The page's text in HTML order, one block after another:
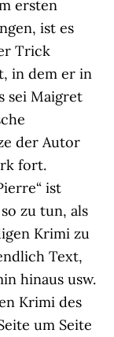
ersten
ist es
Trick
in dem er in
sei Maigret
der Autor
fort.
ist
zu tun, als
Krimi zu
Text,
hinaus usw.
Krimi des
um Seite